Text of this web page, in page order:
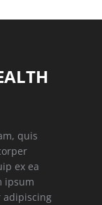
quis
ex ea
ipsum
adipiscing